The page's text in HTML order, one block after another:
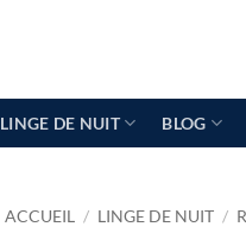
LINGE DE NUIT BLOG
ACCUEIL / LINGE DE NUIT /